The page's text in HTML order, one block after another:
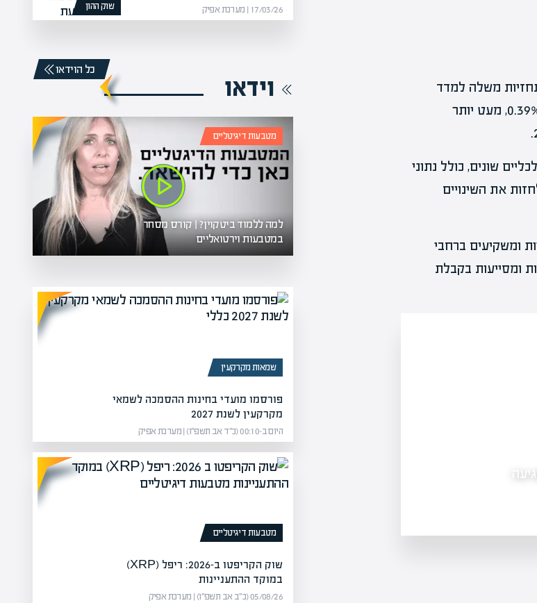
משלה למדד
המחירים לצרכן. לפי התחזיות שלה, המדד לחודש ינואר צפוי לעלות ב-0.39%, מעט יותר
שונים, כולל נתוני
את השינויים
ומשקיעים ברחבי
ומסייעות בקבלת
הגדול למשכנתאות מסגיר: מתי מחירי הדירות יתחילו לעלות שוב?
בכנס השנתי של יועצי המשכנתאות של מזרחי טפחות הוצגה תחזית ברורה:
מה זה
שוק ההון 17/03/26 | מערכת אפיק
וידאו
כל הוידאו
מטבעות דיגיטליים
למה ללמוד ביטקוין? | קורס מסחר
במטבעות וירטואליים
שמאות מקרקעין
פורסמו מועדי בחינות ההסמכה לשמאי
מקרקעין לשנת 2027
היום ב-00:10 (כ״ד אב תשפ״ו) | מערכת אפיק
מטבעות דיגיטליים
שוק הקריפטו ב-2026: ריפל (XRP)
במוקד ההתעניינות
05/08/26 (כ״ב אב תשפ״ו) | מערכת אפיק